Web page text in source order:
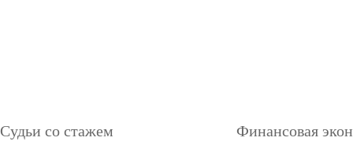
Судьи со стажем Финансовая